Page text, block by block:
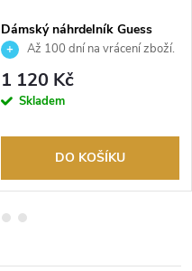
Dámský náhrdelník Guess
JUBN04649JWRHT
Až 100 dní na vrácení zboží.
Autorizovaný prodejce.
1 120 Kč
Skladem
DO KOŠÍKU